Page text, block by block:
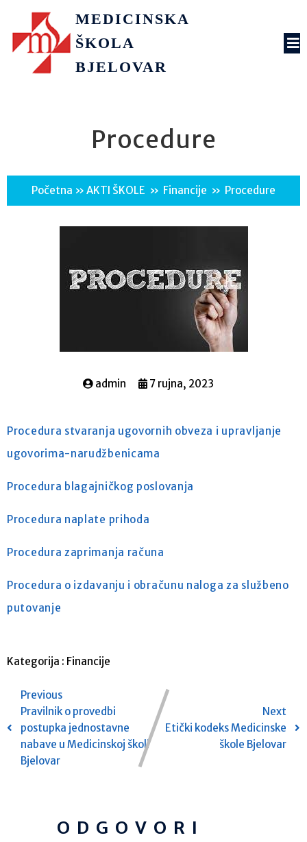
MEDICINSKA
ŠKOLA
BJELOVAR
Procedure
Početna » AKTI ŠKOLE » Financije » Procedure
admin 7 rujna, 2023
Procedura stvaranja ugovornih obveza i upravljanje
ugovorima-narudžbenicama
Procedura blagajničkog poslovanja
Procedura naplate prihoda
Procedura zaprimanja računa
Procedura o izdavanju i obračunu naloga za službeno
putovanje
Kategorija : Financije
Previous
Pravilnik o provedbi
postupka jednostavne
nabave u Medicinskoj školi
Bjelovar
Next
Etički kodeks Medicinske
škole Bjelovar
ODGOVORI